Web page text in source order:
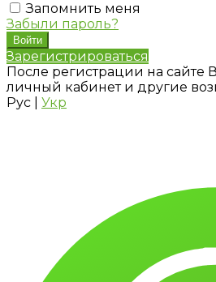
Запомнить меня
Забыли пароль?
Зарегистрироваться
После регистрации на сайте
личный кабинет и другие
Рус
Укр